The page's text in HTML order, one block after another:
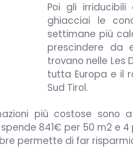
Poi gli
ghiacciai le
settimane più
prescindere da
trovano nelle Les
tutta Europa e il
Sud Tirol.
più costose sono
841€ per 50 m2 e
permette di far